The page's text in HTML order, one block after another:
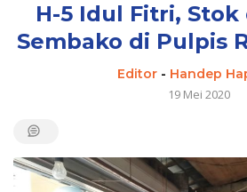
H-5 Idul Fitri, Stok
Sembako di Pulpis
Editor- Handep
19 Mei 2020